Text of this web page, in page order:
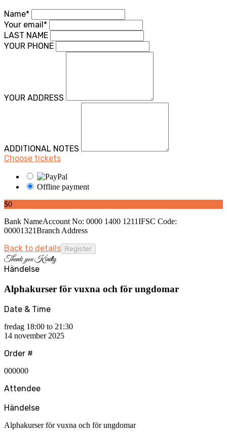
Name*
Your email*
LAST NAME
YOUR PHONE
YOUR ADDRESS
ADDITIONAL NOTES
Choose tickets
Offline payment
$0
Bank NameAccount No: 0000 1400 1211IFSC Code:
00001321Branch Address
Back to details
ThankyouKindly
Händelse
Alphakurser för vuxna och för ungdomar
Date & Time
fredag 18:00 to 21:30
14 november 2025
Order #
000000
Attendee
Händelse
Alphakurser för vuxna och för ungdomar